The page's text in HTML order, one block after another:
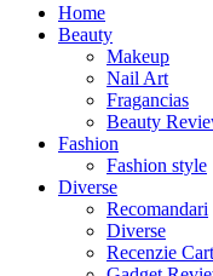
Home
Beauty
Makeup
Nail Art
Fragancias
Beauty
Fashion
Fashion style
Diverse
Recomandari
Diverse
Recenzie